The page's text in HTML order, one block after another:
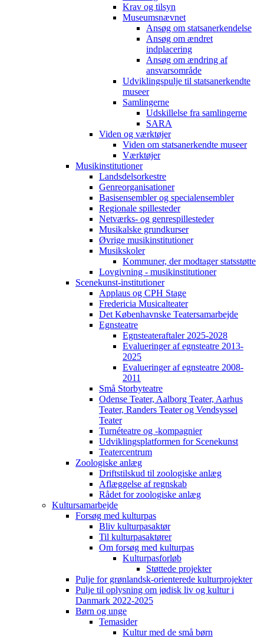
Krav og tilsyn
Museumsnævnet
Ansøg om statsanerkendelse
Ansøg om ændret
indplacering
Ansøg om ændring af
ansvarsområde
Udviklingspulje til statsanerkendte
museer
Samlingerne
Udskillelse fra samlingerne
SARA
Viden og værktøjer
Viden om statsanerkendte museer
Værktøjer
Musikinstitutioner
Landsdelsorkestre
Genreorganisationer
Basisensembler og specialensembler
Regionale spillesteder
Netværks- og genrespillesteder
Musikalske grundkurser
Øvrige musikinstitutioner
Musikskoler
Kommuner, der modtager statsstøtte
Lovgivning - musikinstitutioner
Scenekunst-institutioner
Applaus og CPH Stage
Fredericia Musicalteater
Det Københavnske Teatersamarbejde
Egnsteatre
Egnsteateraftaler 2025-2028
Evalueringer af egnsteatre 2013-
2025
Evalueringer af egnsteatre 2008-
2011
Små Storbyteatre
Odense Teater, Aalborg Teater, Aarhus
Teater, Randers Teater og Vendsyssel
Teater
Turnéteatre og -kompagnier
Udviklingsplatformen for Scenekunst
Teatercentrum
Zoologiske anlæg
Driftstilskud til zoologiske anlæg
Aflæggelse af regnskab
Rådet for zoologiske anlæg
Kultursamarbejde
Forsøg med kulturpas
Bliv kulturpasaktør
Til kulturpasaktører
Om forsøg med kulturpas
Kulturpasforløb
Støttede projekter
Pulje for grønlandsk-orienterede kulturprojekter
Pulje til oplysning om jødisk liv og kultur i
Danmark 2022-2025
Børn og unge
Temasider
Kultur med de små børn